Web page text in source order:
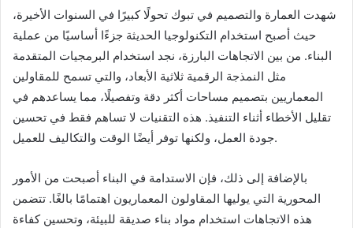
شهدت العمارة والتصميم في تبوك تحولًا كبيرًا في السنوات الأخيرة،
حيث أصبح استخدام التكنولوجيا الحديثة جزءًا أساسيًا من عملية
البناء. من بين الاتجاهات البارزة، نجد استخدام البرمجيات المتقدمة
مثل النمذجة الرقمية ثلاثية الأبعاد، والتي تسمح للمقاولين
المعماريين بتصميم مساحات أكثر دقة وتفصيلًا، مما يساعدهم في
تقليل الأخطاء أثناء التنفيذ. هذه التقنيات لا تساهم فقط في تحسين
جودة العمل، ولكنها توفر أيضًا الوقت والتكاليف للعميل.
بالإضافة إلى ذلك، فإن الاستدامة في البناء أصبحت من الأمور
المحورية التي يوليها المقاولون المعماريون اهتمامًا بالغًا. تتضمن
هذه الاتجاهات استخدام مواد بناء صديقة للبيئة، وتحسين كفاءة